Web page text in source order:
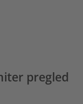
pregled